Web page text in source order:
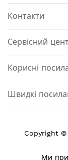
Контакти
Сервісний
Корисні
Швидкі
Copyright ©
Ми